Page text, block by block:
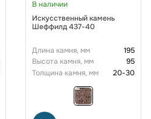
В наличии
Искусственный камень
Шеффилд 437-40
Длина камня, мм
195
Высота камня, мм
95
Толщина камня, мм
20-30